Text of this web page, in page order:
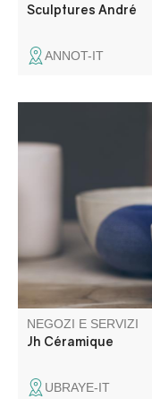
Sculptures André
ANNOT-IT
Je réalise des
entièrement
selon mes propres
pièce un caractère
NEGOZI E SERVIZI
Jh Céramique
UBRAYE-IT